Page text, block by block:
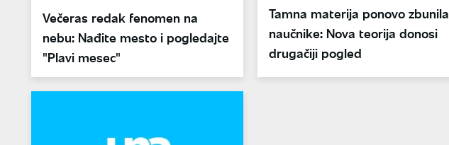
Večeras redak fenomen na
nebu: Nađite mesto i pogledajte
"Plavi mesec"
Tamna materija ponovo zbunila
naučnike: Nova teorija donosi
drugačiji pogled